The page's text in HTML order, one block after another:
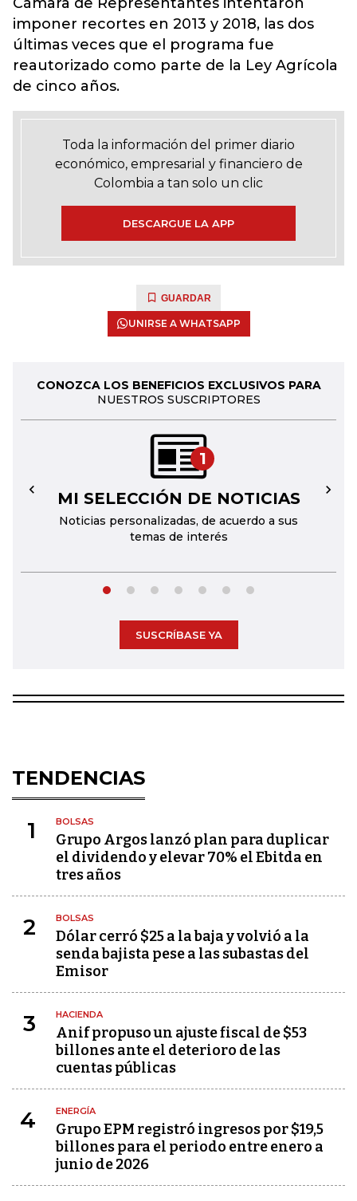
imponer recortes en 2013 y 2018, las dos
últimas veces que el programa fue
reautorizado como parte de la Ley Agrícola
de cinco años.
Toda la información del primer diario
económico, empresarial y financiero de
Colombia a tan solo un clic
DESCARGUE LA APP
GUARDAR
UNIRSE A WHATSAPP
CONOZCA LOS BENEFICIOS EXCLUSIVOS PARA
NUESTROS SUSCRIPTORES
1
MI SELECCIÓN DE NOTICIAS
Noticias personalizadas, de acuerdo a sus
temas de interés
← →
SUSCRÍBASE YA
TENDENCIAS
1 BOLSAS
Grupo Argos lanzó plan para duplicar
el dividendo y elevar 70% el Ebitda en
tres años
2 BOLSAS
Dólar cerró $25 a la baja y volvió a la
senda bajista pese a las subastas del
Emisor
3 HACIENDA
Anif propuso un ajuste fiscal de $53
billones ante el deterioro de las
cuentas públicas
4 ENERGÍA
Grupo EPM registró ingresos por $19,5
billones para el periodo entre enero a
junio de 2026